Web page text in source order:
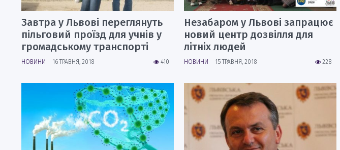
Завтра у Львові переглянуть
пільговий проїзд для учнів у
громадському транспорті
410
НОВИНИ 16 ТРАВНЯ, 2018
Незабаром у Львові запрацює
новий центр дозвілля для
літніх людей
228
НОВИНИ 15 ТРАВНЯ, 2018